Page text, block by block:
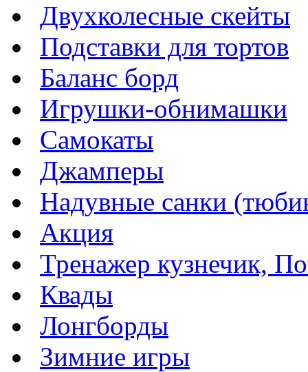
Двухколесные скейты
Подставки для тортов
Баланс борд
Игрушки-обнимашки
Самокаты
Джамперы
Надувные санки
Акция
Тренажер кузнечик,
Квады
Лонгборды
Зимние игры